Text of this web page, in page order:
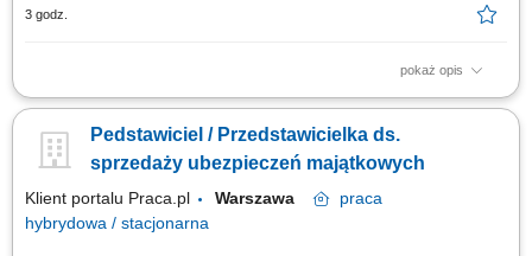
3 godz.
pokaż opis
Opis stanowiska wyszukiwanie i analizowanie potencjalnych klientów
sprzedażowych oraz kwalifikowanie leadów dla zespołu handlowego,
prowadzenie pierwszego kontaktu z potencjalnymi klientami i badanie ich
Pedstawiciel / Przedstawicielka ds.
sprzedaży ubezpieczeń majątkowych
Klient portalu Praca.pl Warszawa
praca
hybrydowa / stacjonarna